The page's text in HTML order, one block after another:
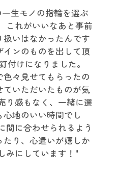
生モノの指輪を選ぶ
これがいいなあと事前
いはなかったんです
ンのものを出して頂
付けになりました。
々見せてもらったの
いただいたものが気
り感もなく、一緒に選
地のいい時間でし
間に合わせられるよう
り、心遣いが嬉しか
みにしています！"